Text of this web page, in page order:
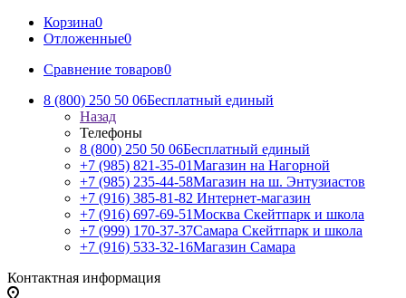
Корзина0
Отложенные0
Сравнение товаров0
8 (800) 250 50 06Бесплатный единый
Назад
Телефоны
8 (800) 250 50 06Бесплатный единый
+7 (985) 821-35-01Магазин на Нагорной
+7 (985) 235-44-58Магазин на ш. Энтузиастов
+7 (916) 385-81-82 Интернет-магазин
+7 (916) 697-69-51Москва Скейтпарк и школа
+7 (999) 170-37-37Самара Скейтпарк и школа
+7 (916) 533-32-16Магазин Самара
Контактная информация